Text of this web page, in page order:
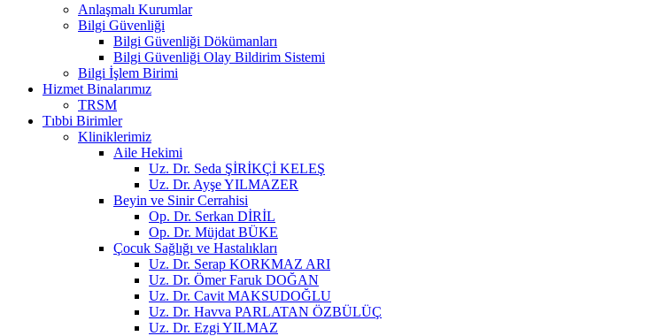
Anlaşmalı Kurumlar
Bilgi Güvenliği
Bilgi Güvenliği Dökümanları
Bilgi Güvenliği Olay Bildirim Sistemi
Bilgi İşlem Birimi
Hizmet Binalarımız
TRSM
Tıbbi Birimler
Kliniklerimiz
Aile Hekimi
Uz. Dr. Seda ŞİRİKÇİ KELEŞ
Uz. Dr. Ayşe YILMAZER
Beyin ve Sinir Cerrahisi
Op. Dr. Serkan DİRİL
Op. Dr. Müjdat BÜKE
Çocuk Sağlığı ve Hastalıkları
Uz. Dr. Serap KORKMAZ ARI
Uz. Dr. Ömer Faruk DOĞAN
Uz. Dr. Cavit MAKSUDOĞLU
Uz. Dr. Havva PARLATAN ÖZBÜLÜÇ
Uz. Dr. Ezgi YILMAZ